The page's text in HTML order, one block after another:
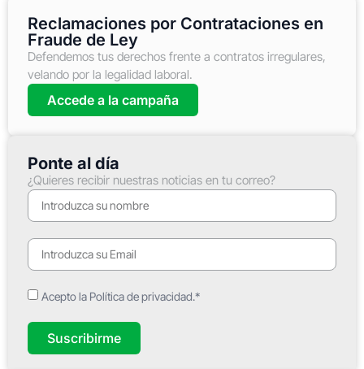
Reclamaciones por Contrataciones en
Fraude de Ley
Defendemos tus derechos frente a contratos irregulares,
velando por la legalidad laboral.
Accede a la campaña
Ponte al día
¿Quieres recibir nuestras noticias en tu correo?
Acepto la Política de privacidad.*
Suscribirme